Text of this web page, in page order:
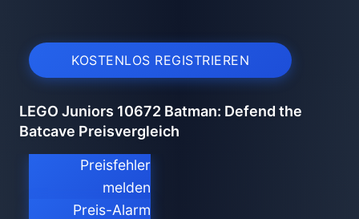
KOSTENLOS REGISTRIEREN
LEGO Juniors 10672 Batman: Defend the
Batcave Preisvergleich
Preisfehler
melden
Preis-Alarm